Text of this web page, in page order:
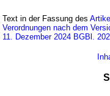
Text in der Fassung des
Verordnungen nach dem
11. Dezember 2024 BGBl.